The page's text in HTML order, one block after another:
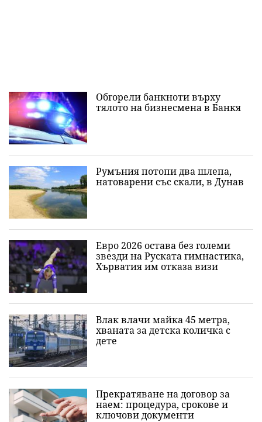
Обгорели банкноти върху
тялото на бизнесмена в Банкя
Румъния потопи два шлепа,
натоварени със скали, в Дунав
Евро 2026 остава без големи
звезди на Руската гимнастика,
Хърватия им отказа визи
Влак влачи майка 45 метра,
хваната за детска количка с
дете
Прекратяване на договор за
наем: процедура, срокове и
ключови документи